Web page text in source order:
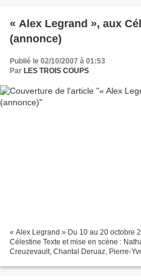
« Alex Legrand », aux
(annonce)
Publié le 02/10/2007 à 01:53
Par LES TROIS COUPS
« Alex Legrand » Du 10 au 20 octobre
Célestine Texte et mise en scène :
Creuzevault, Chantal Deruaz, Pierre-